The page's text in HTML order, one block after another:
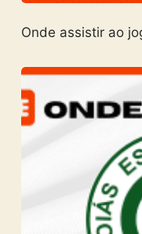
Onde assistir ao